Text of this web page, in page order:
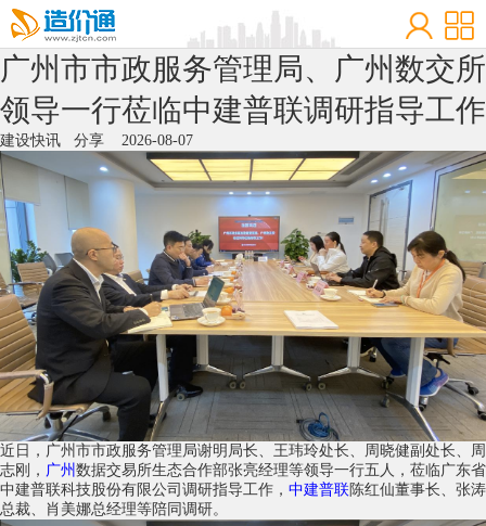
广州市市政服务管理局、广州数交所
领导一行莅临中建普联调研指导工作
建设快讯 分享 2026-08-07
近日，广州市市政服务管理局谢明局长、王玮玲处长、周晓健副处长、周
志刚， 广州 数据交易所生态合作部张亮经理等领导一行五人，莅临广东省
中建普联科技股份有限公司调研指导工作， 中建普联 陈红仙董事长、张涛
总裁、肖美娜总经理等陪同调研。